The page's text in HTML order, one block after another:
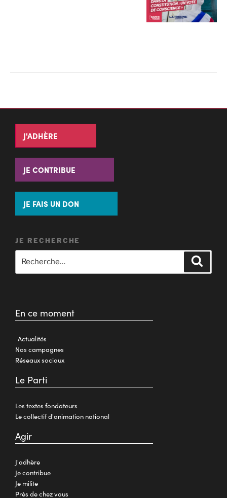
J'ADHÈRE
JE CONTRIBUE
JE FAIS UN DON
JE RECHERCHE
En ce moment
Actualités
Nos campagnes
Réseaux sociaux
Le Parti
Les textes fondateurs
Le collectif d'animation national
Agir
J'adhère
Je contribue
Je milite
Près de chez vous